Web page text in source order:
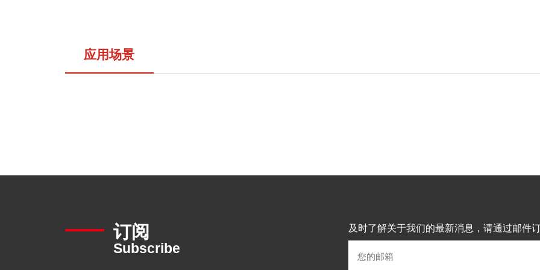
应用场景
订阅
Subscribe
及时了解关于我们的最新消息，请通过邮件